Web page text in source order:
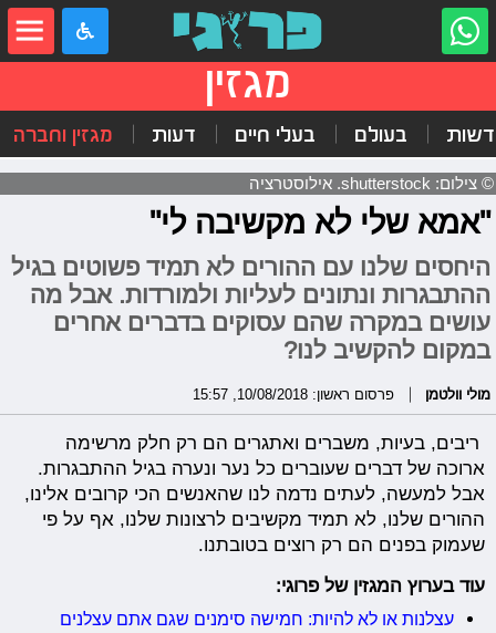
מגזין
בעולם בעלי חיים דעות מגזין וחברה
© צילום: shutterstock. אילוסטרציה
"אמא שלי לא מקשיבה לי"
היחסים שלנו עם ההורים לא תמיד פשוטים בגיל
ההתבגרות ונתונים לעליות ולמורדות. אבל מה
עושים במקרה שהם עסוקים בדברים אחרים
במקום להקשיב לנו?
מולי וולטמן פרסום ראשון: 10/08/2018, 15:57
ריבים, בעיות, משברים ואתגרים הם רק חלק מרשימה
ארוכה של דברים שעוברים כל נער ונערה בגיל ההתבגרות.
אבל למעשה, לעתים נדמה לנו שהאנשים הכי קרובים אלינו,
ההורים שלנו, לא תמיד מקשיבים לרצונות שלנו, אף על פי
שעמוק בפנים הם רק רוצים בטובתנו.
עוד בערוץ המגזין של פרוגי:
עצלנות או לא להיות: חמישה סימנים שגם אתם עצלנים